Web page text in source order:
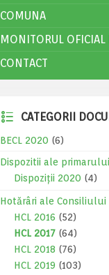
COMUNA
MONITORUL OFICIAL
CONTACT
CATEGORII
BECL 2020 (6)
Dispozitii ale primarului
Dispoziții 2020 (4)
Hotărâri ale Consiliului
HCL 2016 (52)
HCL 2017(64)
HCL 2018 (76)
HCL 2019 (103)